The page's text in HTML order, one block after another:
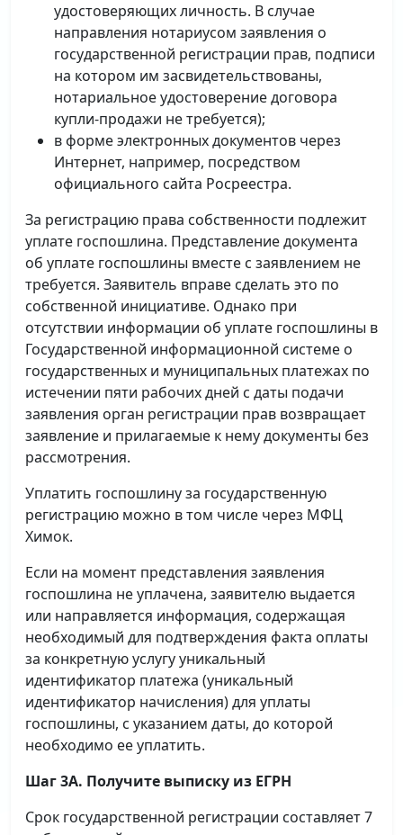
удостоверяющих личность. В случае
направления нотариусом заявления о
государственной регистрации прав, подписи
на котором им засвидетельствованы,
нотариальное удостоверение договора
купли-продажи не требуется);
в форме электронных документов через
Интернет, например, посредством
официального сайта Росреестра.
За регистрацию права собственности подлежит
уплате госпошлина. Представление документа
об уплате госпошлины вместе с заявлением не
требуется. Заявитель вправе сделать это по
собственной инициативе. Однако при
отсутствии информации об уплате госпошлины в
Государственной информационной системе о
государственных и муниципальных платежах по
истечении пяти рабочих дней с даты подачи
заявления орган регистрации прав возвращает
заявление и прилагаемые к нему документы без
рассмотрения.
Уплатить госпошлину за государственную
регистрацию можно в том числе через МФЦ
Химок.
Если на момент представления заявления
госпошлина не уплачена, заявителю выдается
или направляется информация, содержащая
необходимый для подтверждения факта оплаты
за конкретную услугу уникальный
идентификатор платежа (уникальный
идентификатор начисления) для уплаты
госпошлины, с указанием даты, до которой
необходимо ее уплатить.
Шаг 3А. Получите выписку из ЕГРН
Срок государственной регистрации составляет 7